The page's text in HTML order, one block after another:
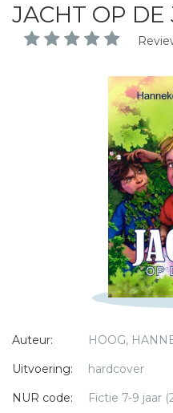
JACHT OP DE
Auteur:
HOOG,
Uitvoering:
hardcover
NUR code:
Fictie 7-9 jaar
Schrijf hieronder je review!